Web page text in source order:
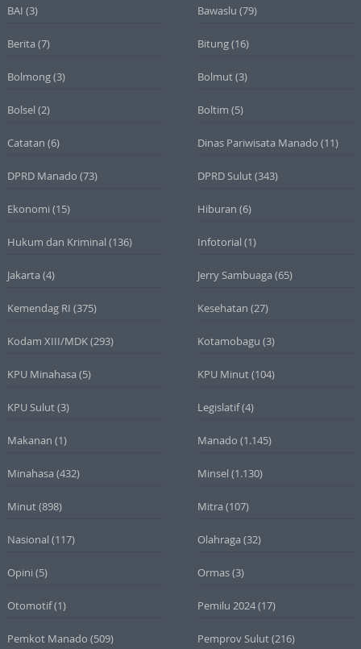
BAI (3) Bawaslu (79)
Berita (7) Bitung(16)
Bolmong(3) Bolmut(3)
Bolsel (2) Boltim (5)
Catatan (6) Dinas Pariwisata Manado (11)
DPRD Manado (73) DPRD Sulut(343)
Ekonomi (15) Hiburan (6)
Hukum dan Kriminal (136) Infotorial (1)
Jakarta (4) Jerry Sambuaga (65)
Kemendag RI (375) Kesehatan (27)
Kodam XIII/MDK(293) Kotamobagu (3)
KPU Minahasa (5) KPU Minut(104)
KPU Sulut(3) Legislatif(4)
Makanan (1) Manado (1.145)
Minahasa (432) Minsel (1.130)
Minut(898) Mitra (107)
Nasional (117) Olahraga (32)
Opini (5) Ormas(3)
Otomotif(1) Pemilu 2024(17)
Pemkot Manado (509) Pemprov Sulut(216)